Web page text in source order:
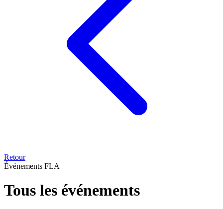
Retour
Événements FLA
Tous les événements